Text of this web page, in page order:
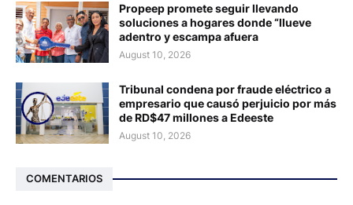
Propeep promete seguir llevando
soluciones a hogares donde “llueve
adentro y escampa afuera
August 10, 2026
Tribunal condena por fraude eléctrico a
empresario que causó perjuicio por más
de RD$47 millones a Edeeste
August 10, 2026
COMENTARIOS